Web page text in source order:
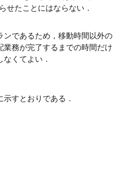
せたことにはならない．
ンであるため，移動時間以外の
務が完了するまでの時間だけ
くてよい．
すとおりである．